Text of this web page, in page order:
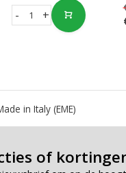
+
-
in Italy (EME)
of